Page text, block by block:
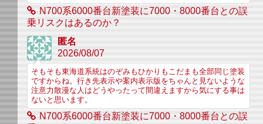
N700系6000番台新塗装に7000・8000番台との誤
乗リスクはあるのか？
匿名
2026/08/07
そもそも東海道系統はのぞみもひかりもこだまも全部同じ塗装
ですからね。行き先表示や案内表示版をちゃんと見ないような
注意力散漫な人はどうやったって間違えますから気にする事は
ないと思います。
N700系6000番台新塗装に7000・8000番台との誤